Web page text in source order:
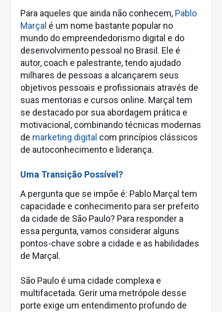
Para aqueles que ainda não conhecem, Pablo
Marçal é um nome bastante popular no
mundo do empreendedorismo digital e do
desenvolvimento pessoal no Brasil. Ele é
autor, coach e palestrante, tendo ajudado
milhares de pessoas a alcançarem seus
objetivos pessoais e profissionais através de
suas mentorias e cursos online. Marçal tem
se destacado por sua abordagem prática e
motivacional, combinando técnicas modernas
de marketing digital com princípios clássicos
de autoconhecimento e liderança.
Uma Transição Possível?
A pergunta que se impõe é: Pablo Marçal tem
capacidade e conhecimento para ser prefeito
da cidade de São Paulo? Para responder a
essa pergunta, vamos considerar alguns
pontos-chave sobre a cidade e as habilidades
de Marçal.
São Paulo é uma cidade complexa e
multifacetada. Gerir uma metrópole desse
porte exige um entendimento profundo de